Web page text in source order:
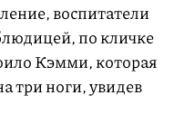
воспитатели
по кличке
Кэмми, которая
три ноги, увидев